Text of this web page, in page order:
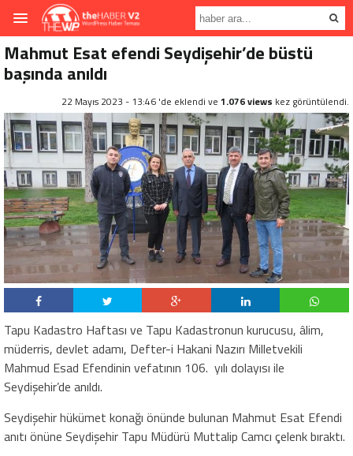
Mahmut Esat efendi Seydişehir’de büstü
başında anıldı
22 Mayıs 2023 - 13:46 'de eklendi ve 1.076 views kez görüntülendi.
Tapu Kadastro Haftası ve Tapu Kadastronun kurucusu, âlim,
müderris, devlet adamı, Defter-i Hakani Nazırı Milletvekili
Mahmud Esad Efendinin vefatının 106. yılı dolayısı ile
Seydişehir’de anıldı.
Seydişehir hükümet konağı önünde bulunan Mahmut Esat Efendi
anıtı önüne Seydişehir Tapu Müdürü Muttalip Camcı çelenk bıraktı.